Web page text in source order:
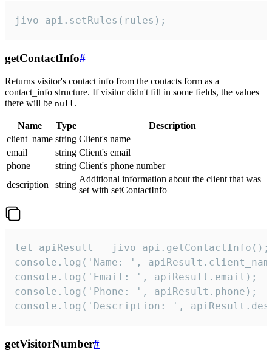
jivo_api.setRules(rules);
getContactInfo#
Returns visitor's contact info from the contacts form as a
contact_info structure. If visitor didn't fill in some fields, the values
there will be null.
Name Type
Description
client_name string Client's name
email
string Client's email
phone
string Client's phone number
description
string
Additional information about the client that was
set with setContactInfo
let apiResult = jivo_api.getContactInfo();
console.log('Name: ',
console.log('Email: ', apiResult.email);
console.log('Phone: ', apiResult.phone);
console.log('Description: ',
getVisitorNumber#